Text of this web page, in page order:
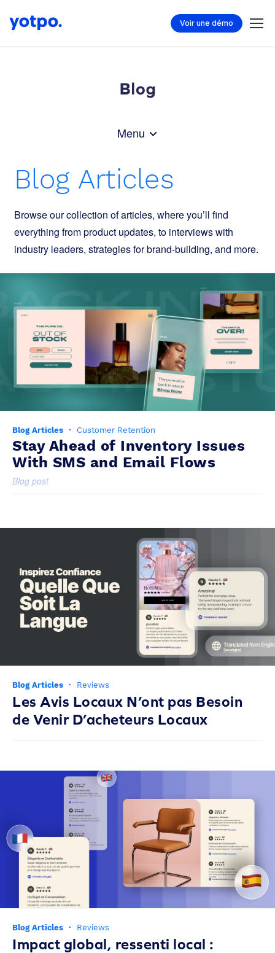
Voir une démo
Menu
Blog Articles
Browse our collection of articles, where you’ll find
everything from product updates, to interviews with
industry leaders, strategies for brand-building, and more.
Blog Articles · Customer Retention
Stay Ahead of Inventory Issues
With SMS and Email Flows
Blog post
Blog Articles · Reviews
Les Avis Locaux N’ont pas Besoin
de Venir D’acheteurs Locaux
Blog Articles · Reviews
Impact global, ressenti local :